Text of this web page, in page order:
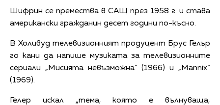
Шифрин се премества в САЩ през 1958 г. и става
американски гражданин десет години по-късно.
В Холивуд телевизионният продуцент Брус Гелър
го кани да напише музиката за телевизионните
сериали „Мисията невъзможна“ (1966) и „Mannix“
(1969).
Гелер искал „тема, която е вълнуваща,